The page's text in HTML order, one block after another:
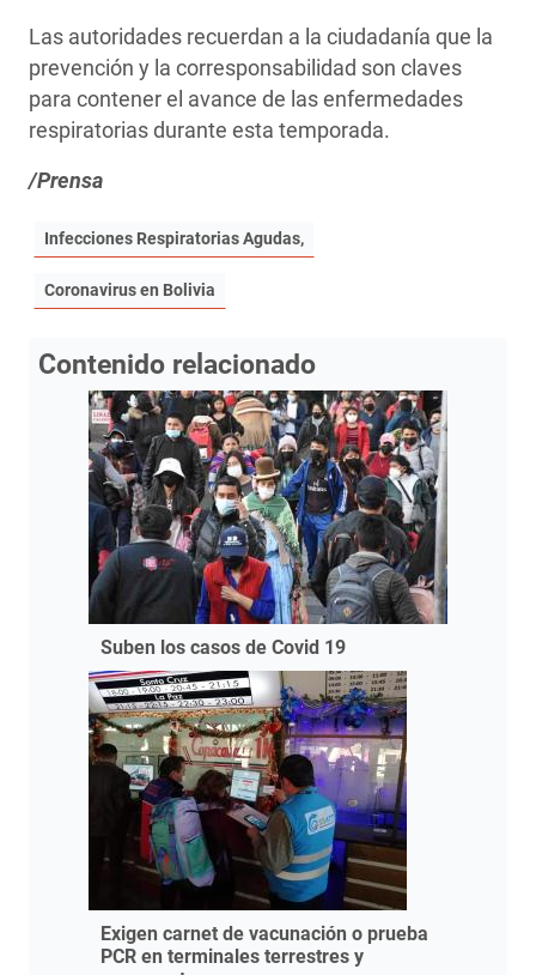
Las autoridades recuerdan a la ciudadanía que la
prevención y la corresponsabilidad son claves
para contener el avance de las enfermedades
respiratorias durante esta temporada.
/Prensa
Infecciones Respiratorias Agudas,
Coronavirus en Bolivia
Contenido relacionado
Suben los casos de Covid 19
Exigen carnet de vacunación o prueba
PCR en terminales terrestres y